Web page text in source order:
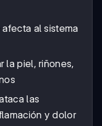
afecta al sistema
la piel, riñones,
las
y dolor